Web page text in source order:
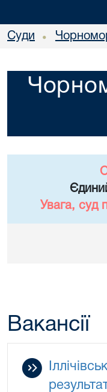
Суди •
Увага, суд
Вакансії